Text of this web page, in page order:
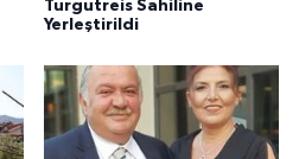
Turgutreis Sahiline
Yerleştirildi